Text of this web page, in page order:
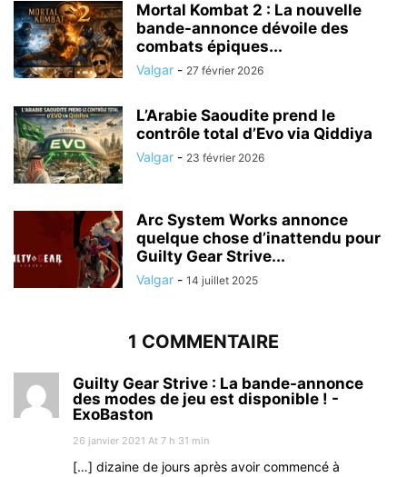
Mortal Kombat 2 : La nouvelle
bande-annonce dévoile des
combats épiques...
Valgar - 27 février 2026
L’Arabie Saoudite prend le
contrôle total d’Evo via Qiddiya
Valgar - 23 février 2026
Arc System Works annonce
quelque chose d’inattendu pour
Guilty Gear Strive...
Valgar - 14 juillet 2025
1 COMMENTAIRE
Guilty Gear Strive : La bande-annonce
des modes de jeu est disponible ! -
ExoBaston
26 janvier 2021 At 7 h 31 min
[…] dizaine de jours après avoir commencé à